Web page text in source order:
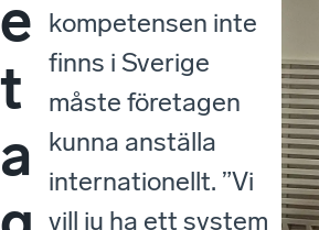
e
t
a
kompetensen inte
finns i Sverige
måste företagen
kunna anställa
internationellt. ”Vi
vill ju ha ett system